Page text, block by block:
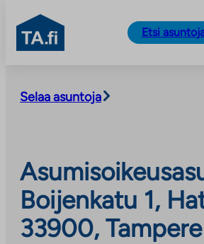
sisältöön
TA.fi
Etsi
Selaa asuntoja
Boijenkatu 1,
33900, Tampere